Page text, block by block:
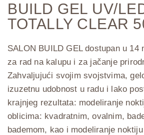
BUILD GEL UV/
TOTALLY CLEAR
SALON BUILD GEL dostupan u 14
za rad na kalupu i za jačanje
Zahvaljujući svojim svojstvima,
izuzetnu udobnost u radu i lako
krajnjeg rezultata: modeliranje
oblicima: kvadratnim, ovalnim,
bademom, kao i modeliranje